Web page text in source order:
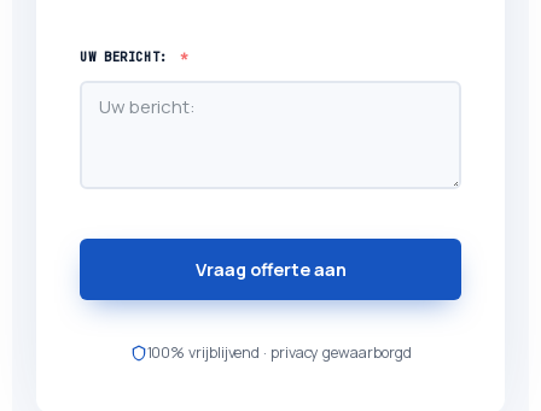
UW BERICHT:
Vraag offerte aan
100% vrijblijvend · privacy gewaarborgd